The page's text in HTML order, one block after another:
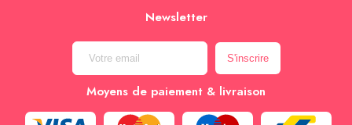
Newsletter
Moyens de paiement & livraison